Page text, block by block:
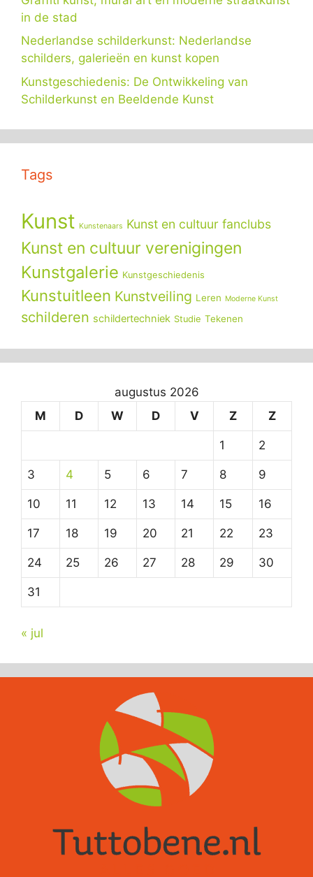
in de stad
Nederlandse schilderkunst: Nederlandse
schilders, galerieën en kunst kopen
Kunstgeschiedenis: De Ontwikkeling van
Schilderkunst en Beeldende Kunst
Tags
Kunst Kunstenaars Kunst en cultuur fanclubs
Kunst en cultuur verenigingen
Kunstgalerie Kunstgeschiedenis
Kunstuitleen Kunstveiling Leren Moderne Kunst
schilderen schildertechniek Studie Tekenen
augustus 2026
M
D W D V Z Z
1 2
3 4 5 6 7 8 9
10 11 12 13 14 15 16
17 18 19 20 21 22 23
24 25 26 27 28 29 30
31
« jul